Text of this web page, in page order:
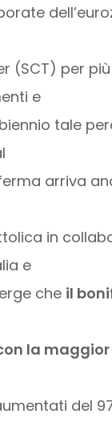
(SCT) per
e
tale
arriva
in
e
che il
la
del